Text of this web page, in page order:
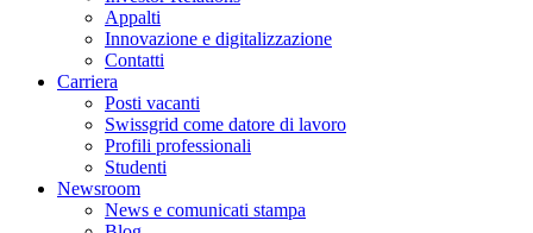
Appalti
Innovazione e digitalizzazione
Contatti
Carriera
Posti vacanti
Swissgrid come datore di lavoro
Profili professionali
Studenti
Newsroom
News e comunicati stampa